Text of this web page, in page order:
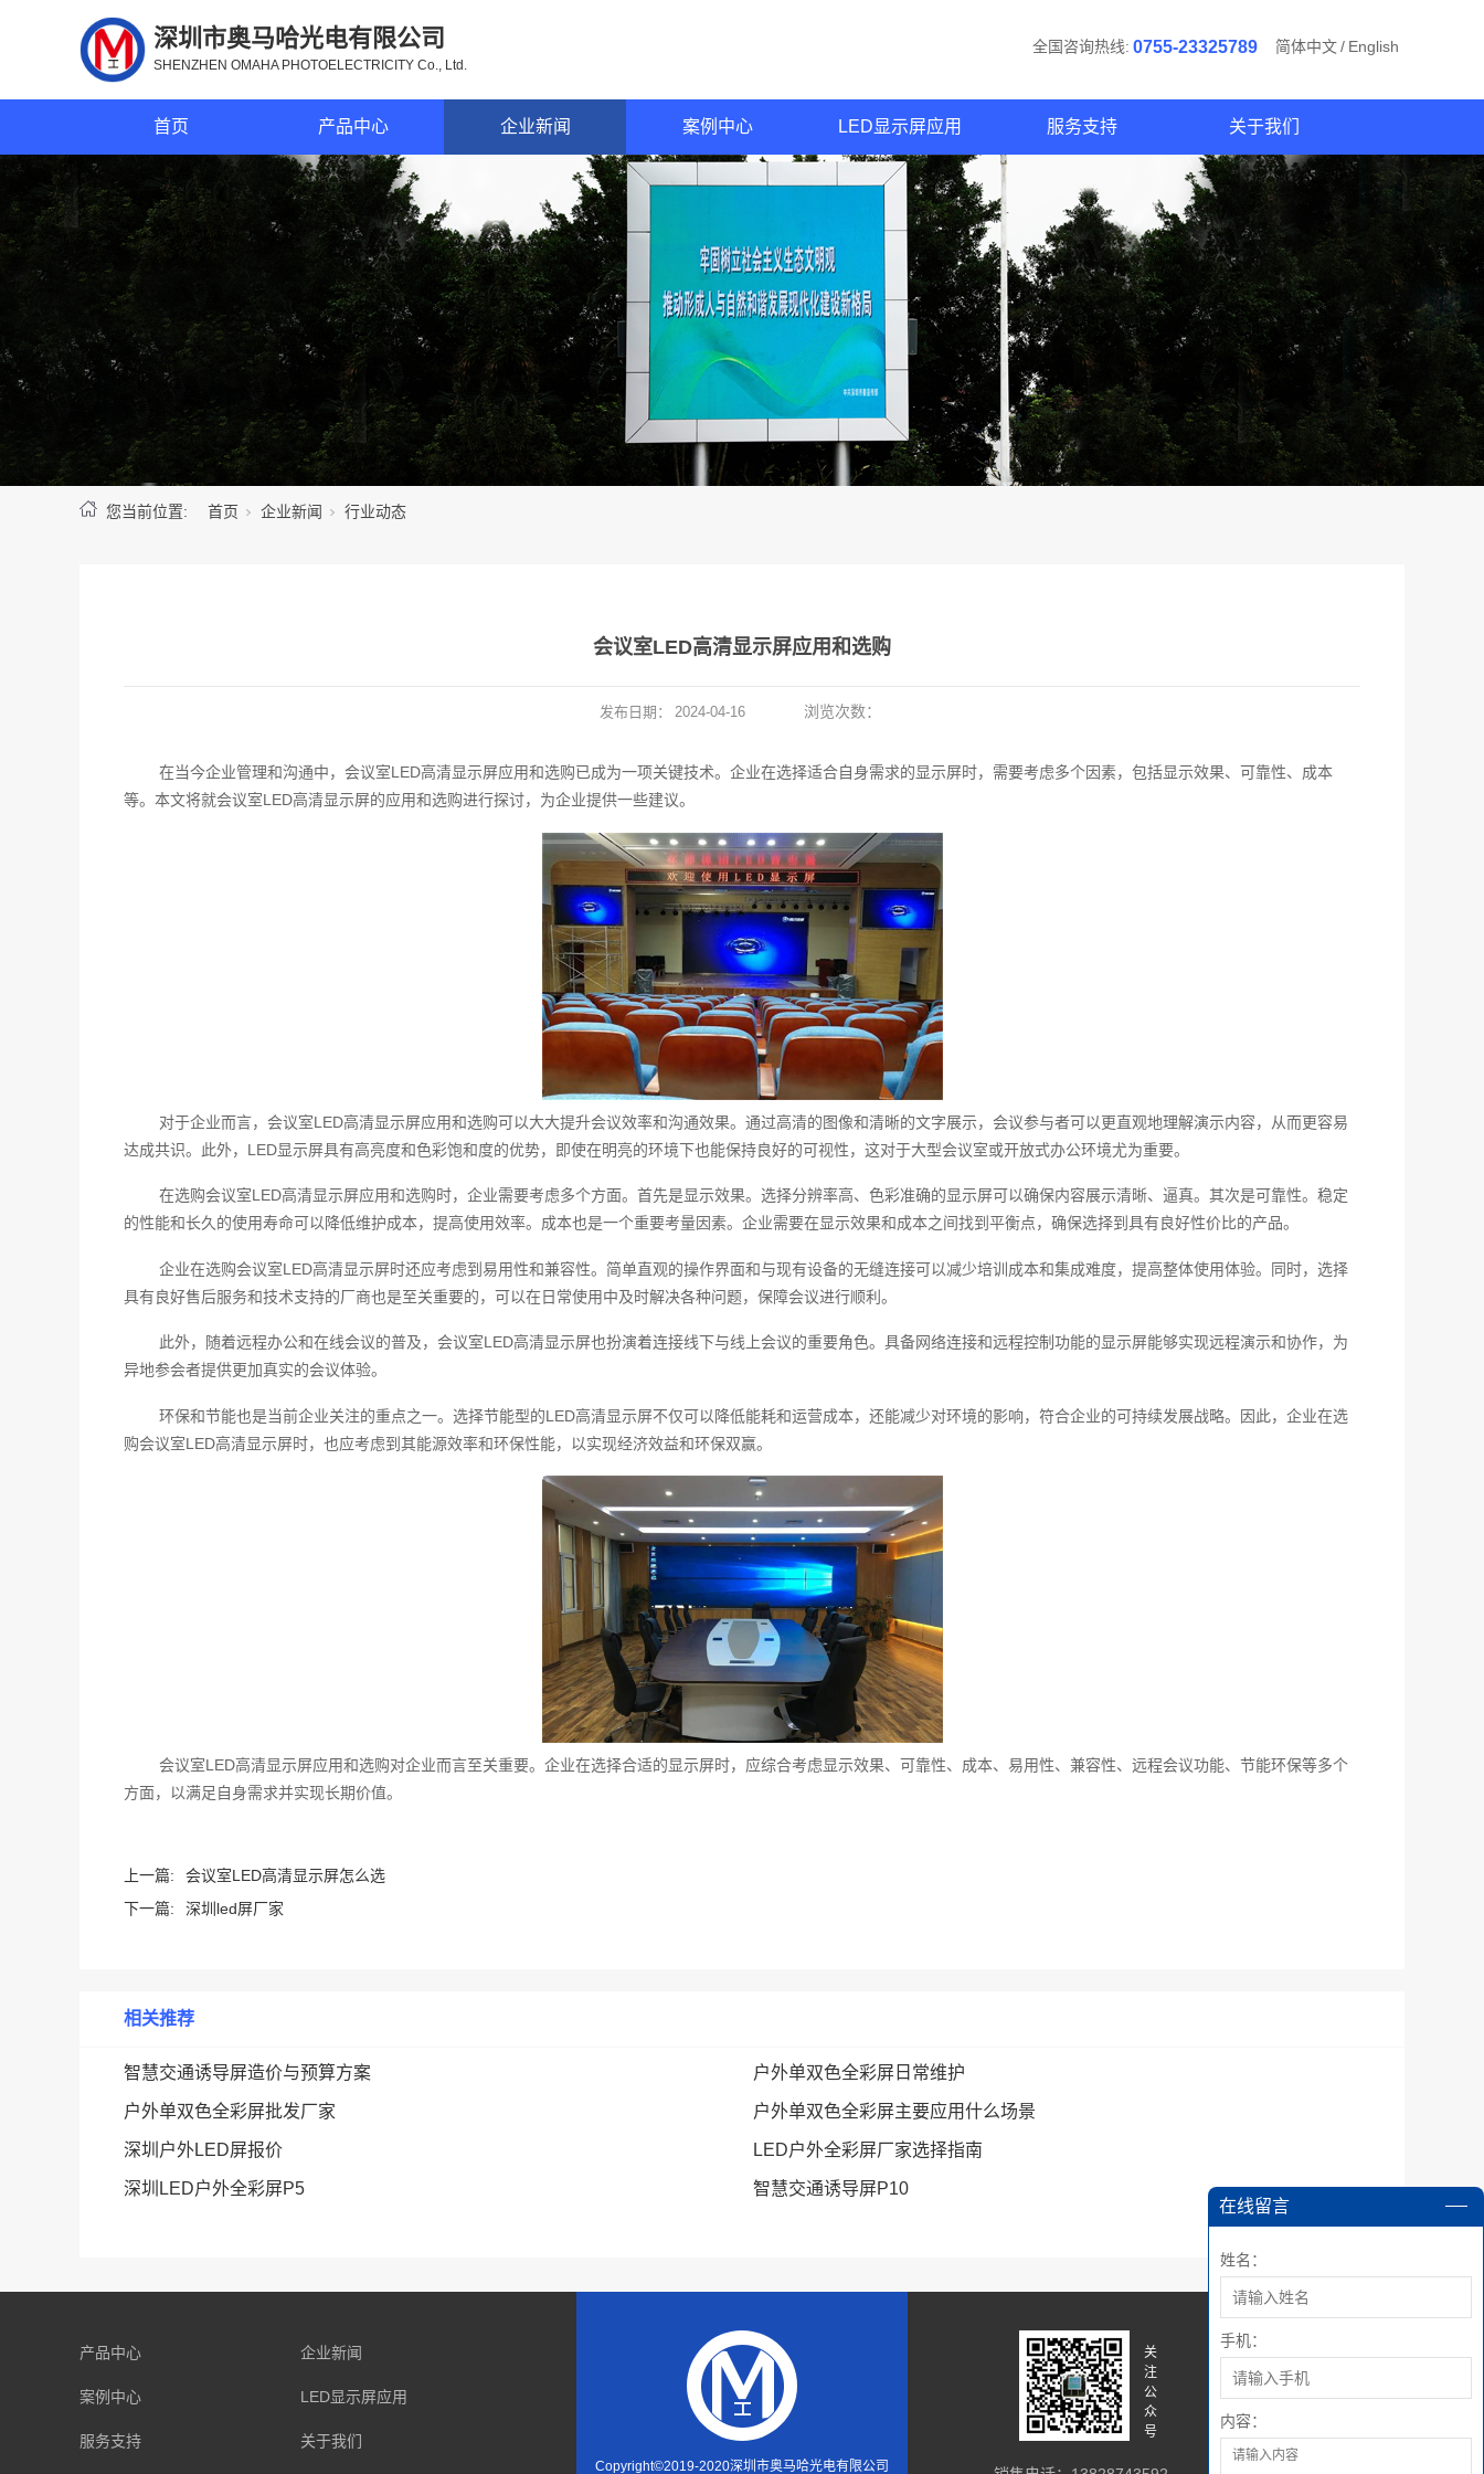
深圳市奥马哈光电有限公司
SHENZHEN OMAHA PHOTOELECTRICITY Co., Ltd.
全国咨询热线: 0755-23325789 简体中文/ English
首页 产品中心 企业新闻 案例中心 LED显示屏应用 服务支持 关于我们
您当前位置: 首页 企业新闻 行业动态
会议室LED高清显示屏应用和选购
发布日期： 2024-04-16 浏览次数：
在当今企业管理和沟通中，会议室LED高清显示屏应用和选购已成为一项关键技术。企业在选择适合自身需求的显示屏时，需要考虑多个因素，包括显示效果、可靠性、成本
等。本文将就会议室LED高清显示屏的应用和选购进行探讨，为企业提供一些建议。
对于企业而言，会议室LED高清显示屏应用和选购可以大大提升会议效率和沟通效果。通过高清的图像和清晰的文字展示，会议参与者可以更直观地理解演示内容，从而更容易
达成共识。此外，LED显示屏具有高亮度和色彩饱和度的优势，即使在明亮的环境下也能保持良好的可视性，这对于大型会议室或开放式办公环境尤为重要。
在选购会议室LED高清显示屏应用和选购时，企业需要考虑多个方面。首先是显示效果。选择分辨率高、色彩准确的显示屏可以确保内容展示清晰、逼真。其次是可靠性。稳定
的性能和长久的使用寿命可以降低维护成本，提高使用效率。成本也是一个重要考量因素。企业需要在显示效果和成本之间找到平衡点，确保选择到具有良好性价比的产品。
企业在选购会议室LED高清显示屏时还应考虑到易用性和兼容性。简单直观的操作界面和与现有设备的无缝连接可以减少培训成本和集成难度，提高整体使用体验。同时，选择
具有良好售后服务和技术支持的厂商也是至关重要的，可以在日常使用中及时解决各种问题，保障会议进行顺利。
此外，随着远程办公和在线会议的普及，会议室LED高清显示屏也扮演着连接线下与线上会议的重要角色。具备网络连接和远程控制功能的显示屏能够实现远程演示和协作，为
异地参会者提供更加真实的会议体验。
环保和节能也是当前企业关注的重点之一。选择节能型的LED高清显示屏不仅可以降低能耗和运营成本，还能减少对环境的影响，符合企业的可持续发展战略。因此，企业在选
购会议室LED高清显示屏时，也应考虑到其能源效率和环保性能，以实现经济效益和环保双赢。
会议室LED高清显示屏应用和选购对企业而言至关重要。企业在选择合适的显示屏时，应综合考虑显示效果、可靠性、成本、易用性、兼容性、远程会议功能、节能环保等多个
方面，以满足自身需求并实现长期价值。
上一篇:
会议室LED高清显示屏怎么选
下一篇:
深圳led屏厂家
相关推荐
智慧交通诱导屏造价与预算方案 户外单双色全彩屏日常维护
户外单双色全彩屏批发厂家 户外单双色全彩屏主要应用什么场景
深圳户外LED屏报价 LED户外全彩屏厂家选择指南
深圳LED户外全彩屏P5
智慧交通诱导屏P10
在线留言
姓名：
手机：
内容：
产品中心 企业新闻
案例中心 LED显示屏应用
服务支持 关于我们
Copyright©2019-2020深圳市奥马哈光电有限公司
关
注
公
众
号